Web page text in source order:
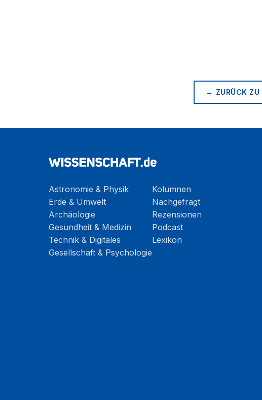
← ZURÜCK ZU
Astronomie & Physik
Erde & Umwelt
Archäologie
Gesundheit & Medizin
Technik & Digitales
Gesellschaft & Psychologie
Kolumnen
Nachgefragt
Rezensionen
Podcast
Lexikon